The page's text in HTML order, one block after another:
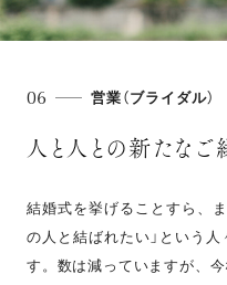
06 営業（ブライダル）
人と人との新たなご
結婚式を挙げることすら、
の人と結ばれたい」という
す。数は減っていますが、